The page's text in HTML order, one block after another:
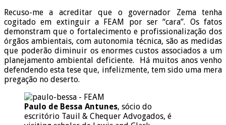
Recuso-me a acreditar que o governador Zema tenha
cogitado em extinguir a FEAM por ser “cara”. Os fatos
demonstram que o fortalecimento e profissionalização dos
órgãos ambientais, com autonomia técnica, são as medidas
que poderão diminuir os enormes custos associados a um
planejamento ambiental deficiente. Há muitos anos venho
defendendo esta tese que, infelizmente, tem sido uma mera
pregação no deserto.
Paulo de Bessa Antunes, sócio do
escritório Tauil & Chequer Advogados, é